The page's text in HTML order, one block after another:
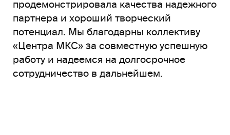
продемонстрировала качества надежного
партнера и хороший творческий
потенциал. Мы благодарны коллективу
«Центра МКС» за совместную успешную
работу и надеемся на долгосрочное
сотрудничество в дальнейшем.